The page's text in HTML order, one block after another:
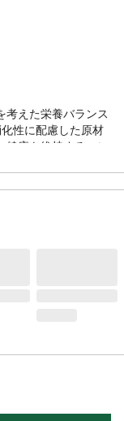
考えた栄養バランス
性に配慮した原材
康を維持するのに